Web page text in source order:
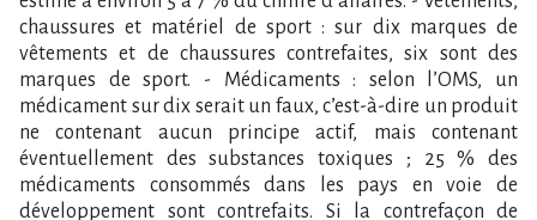
chaussures et matériel de sport : sur dix marques de
vêtements et de chaussures contrefaites, six sont des
marques de sport. - Médicaments : selon l’OMS, un
médicament sur dix serait un faux, c’est-à-dire un produit
ne contenant aucun principe actif, mais contenant
éventuellement des substances toxiques ; 25 % des
médicaments consommés dans les pays en voie de
développement sont contrefaits. Si la contrefaçon de